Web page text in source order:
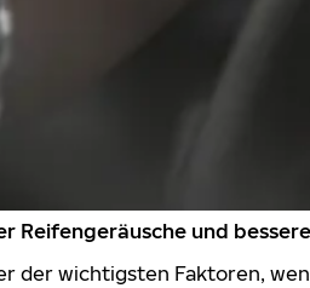
Reifengeräusche und
der wichtigsten Faktoren,